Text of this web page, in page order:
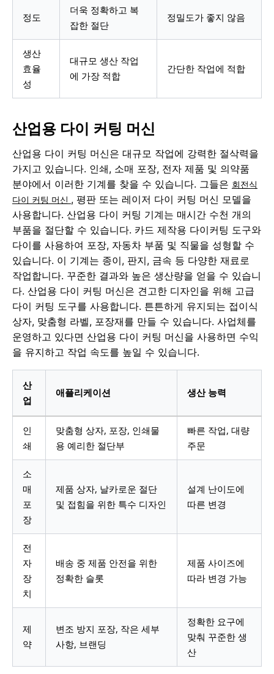
정도
더욱 정확하고 복
잡한 절단
정밀도가 좋지 않음
생산
효율
성
대규모 생산 작업
에 가장 적합
간단한 작업에 적합
산업용 다이 커팅 머신
산업용 다이 커팅 머신은 대규모 작업에 강력한 절삭력을
가지고 있습니다. 인쇄, 소매 포장, 전자 제품 및 의약품
분야에서 이러한 기계를 찾을 수 있습니다. 그들은 회전식
다이 커팅 머신 , 평판 또는 레이저 다이 커팅 머신 모델을
사용합니다. 산업용 다이 커팅 기계는 매시간 수천 개의
부품을 절단할 수 있습니다. 카드 제작용 다이커팅 도구와
다이를 사용하여 포장, 자동차 부품 및 직물을 성형할 수
있습니다. 이 기계는 종이, 판지, 금속 등 다양한 재료로
작업합니다. 꾸준한 결과와 높은 생산량을 얻을 수 있습니
다. 산업용 다이 커팅 머신은 견고한 디자인을 위해 고급
다이 커팅 도구를 사용합니다. 튼튼하게 유지되는 접이식
상자, 맞춤형 라벨, 포장재를 만들 수 있습니다. 사업체를
운영하고 있다면 산업용 다이 커팅 머신을 사용하면 수익
을 유지하고 작업 속도를 높일 수 있습니다.
산
업
애플리케이션 생산 능력
인
쇄
맞춤형 상자, 포장, 인쇄물
용 예리한 절단부
빠른 작업, 대량
주문
소
매
포
장
제품 상자, 날카로운 절단
및 접힘을 위한 특수 디자인
설계 난이도에
따른 변경
전
자
장
치
배송 중 제품 안전을 위한
정확한 슬롯
제품 사이즈에
따라 변경 가능
제
약
변조 방지 포장, 작은 세부
사항, 브랜딩
정확한 요구에
맞춰 꾸준한 생
산